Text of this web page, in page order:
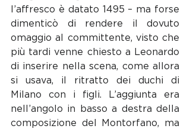
l’affresco è datato 1495 – ma forse
dimenticò di rendere il dovuto
omaggio al committente, visto che
più tardi venne chiesto a Leonardo
di inserire nella scena, come allora
si usava, il ritratto dei duchi di
Milano con i figli. L’aggiunta era
nell’angolo in basso a destra della
composizione del Montorfano, ma